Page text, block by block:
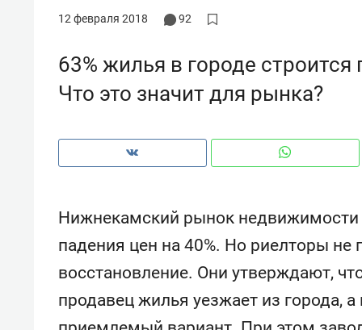
12 февраля 2018 92
63% жилья в городе
Что это значит для рынка?
Нижнекамский рынок недвижимости
падения цен на 40%. Но риелторы
восстановление. Они утверждают,
продавец жилья уезжает из города,
Как ГК «МИР ГРУПП» и ВТБ
создают оазис жилого
комфорта под Казанью
150
ID